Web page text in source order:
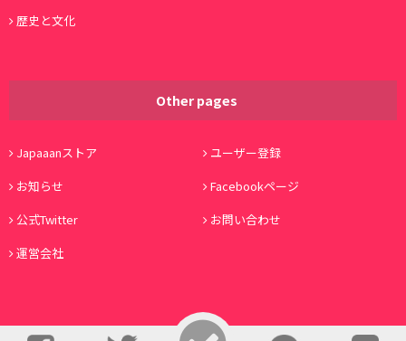
歴史と文化
Other pages
Japaaanストア
ユーザー登録
お知らせ
Facebookページ
公式Twitter
お問い合わせ
運営会社